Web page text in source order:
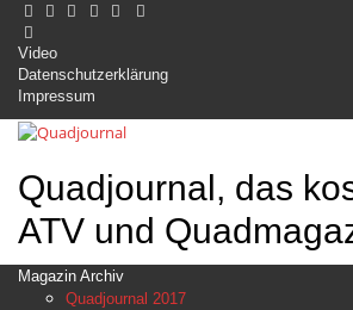
Video
Datenschutzerklärung
Impressum
Quadjournal, das
ATV und
Magazin Archiv
Quadjournal 2017